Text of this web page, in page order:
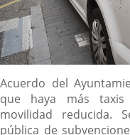
Descripción
Acuerdo del
que haya más taxis
movilidad reducida.
pública de